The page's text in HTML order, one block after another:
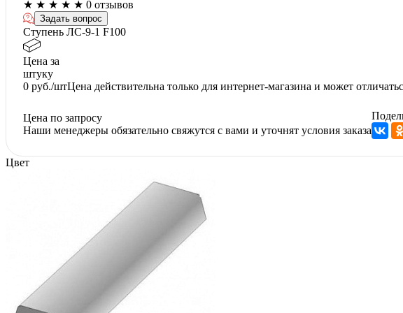
★ ★ ★ ★ ★ 0 отзывов
Задать вопрос
Ступень ЛС-9-1 F100
Цена за
штуку
0 руб./штЦена действительна только для интернет-магазина и может
Цена по запросу
Наши менеджеры обязательно свяжутся с вами и уточнят условия заказа
Цвет